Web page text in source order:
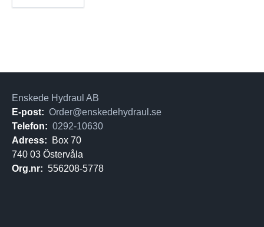
Enskede Hydraul AB
E-post: Order@enskedehydraul.se
Telefon: 0292-10630
Adress:
Box 70
740 03 Östervåla
Org.nr: 556208-5778